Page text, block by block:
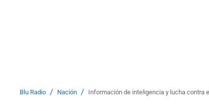
Blu Radio / Nación / Información de inteligencia y lucha contra